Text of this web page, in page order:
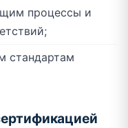
процессы и
стандартам